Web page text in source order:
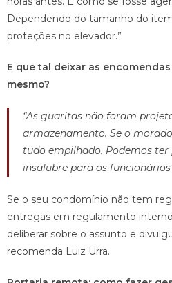
Dependendo do tamanho do
proteções no elevador.”
E que tal deixar as
mesmo?
“As guaritas não foram
armazenamento. Se o
tudo empilhado. Podemos
insalubre para os
Se o seu condomínio não tem
entregas em regulamento
deliberar sobre o assunto e
recomenda Luiz Urra.